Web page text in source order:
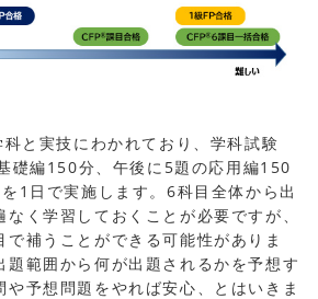
と実技にわかれており、学科試験
礎編150分、午後に5題の応用編150
1日で実施します。6科目全体から出
く学習しておくことが必要ですが、
補うことができる可能性がありま
題範囲から何が出題されるかを予想す
や予想問題をやれば安心、とはいきま